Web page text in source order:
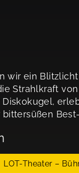
wir ein
Strahlkraft
LOT-Theater –